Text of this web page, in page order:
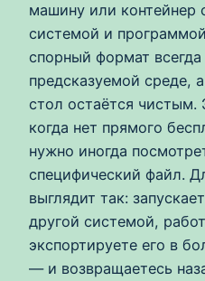
машину или контейнер
системой и
спорный формат
предсказуемой среде,
стол остаётся чистым.
когда нет прямого
нужно иногда
специфический файл.
выглядит так:
другой системой,
экспортируете его в
— и возвращаетесь